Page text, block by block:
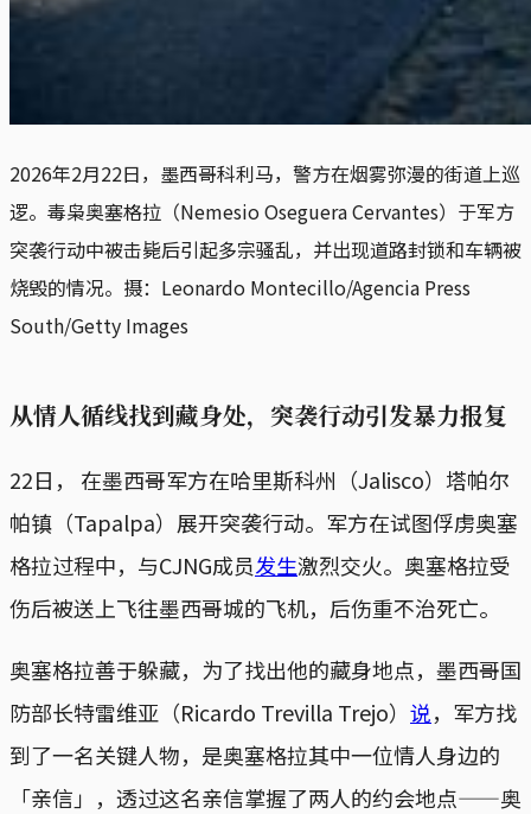
2026年2月22日，墨西哥科利马，警方在烟雾弥漫的街道上巡
逻。毒枭奥塞格拉（Nemesio Oseguera Cervantes）于军方
突袭行动中被击毙后引起多宗骚乱，并出现道路封锁和车辆被
烧毁的情况。摄：Leonardo Montecillo/Agencia Press
South/Getty Images
从情人循线找到藏身处，突袭行动引发暴力报复
22日， 在墨西哥军方在哈里斯科州（Jalisco）塔帕尔
帕镇（Tapalpa）展开突袭行动。军方在试图俘虏奥塞
格拉过程中，与CJNG成员发生激烈交火。奥塞格拉受
伤后被送上飞往墨西哥城的飞机，后伤重不治死亡。
奥塞格拉善于躲藏，为了找出他的藏身地点，墨西哥国
防部长特雷维亚（Ricardo Trevilla Trejo） 说，军方找
到了一名关键人物，是奥塞格拉其中一位情人身边的
「亲信」，透过这名亲信掌握了两人的约会地点——奥